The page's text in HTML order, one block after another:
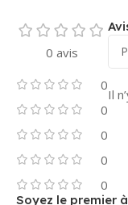
0 avis
0
0
0
0
0
Il
Soyez le premier